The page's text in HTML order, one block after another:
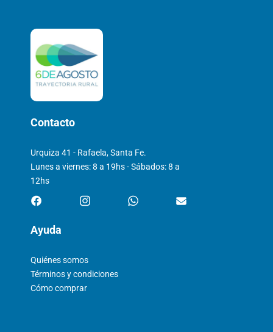
Contacto
Urquiza 41 - Rafaela, Santa Fe.
Lunes a viernes: 8 a 19hs - Sábados: 8 a
12hs
Ayuda
Quiénes somos
Términos y condiciones
Cómo comprar